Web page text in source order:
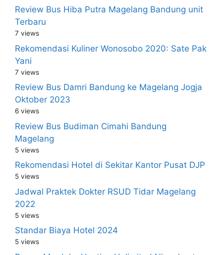
Review Bus Hiba Putra Magelang Bandung unit
Terbaru
7 views
Rekomendasi Kuliner Wonosobo 2020: Sate Pak
Yani
7 views
Review Bus Damri Bandung ke Magelang Jogja
Oktober 2023
6 views
Review Bus Budiman Cimahi Bandung
Magelang
5 views
Rekomendasi Hotel di Sekitar Kantor Pusat DJP
5 views
Jadwal Praktek Dokter RSUD Tidar Magelang
2022
5 views
Standar Biaya Hotel 2024
5 views